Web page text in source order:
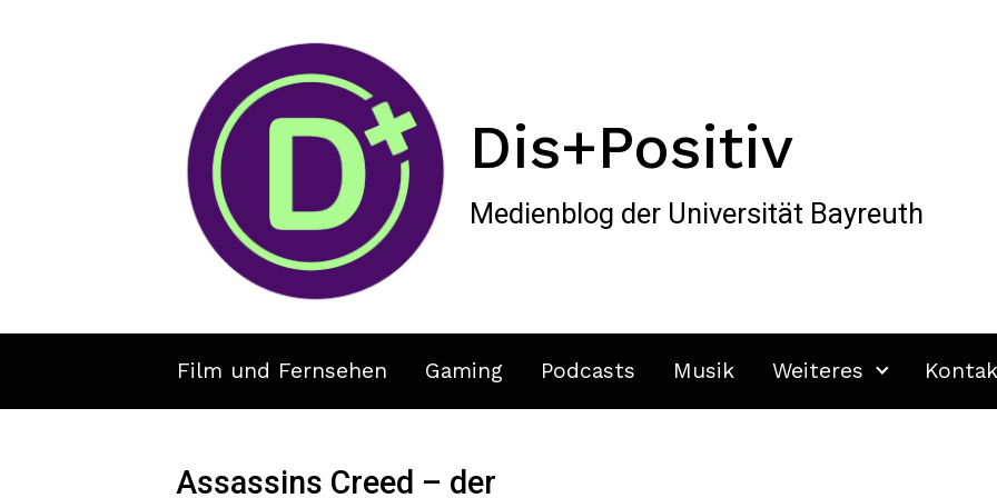
Dis+Positiv
Medienblog der Universität Bayreuth
Film und Fernsehen Gaming Podcasts Musik Weiteres
Assassins Creed – der